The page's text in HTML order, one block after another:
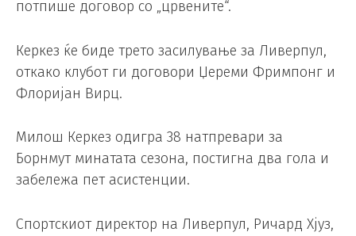
потпише договор со „црвените“.
Керкез ќе биде трето засилување за Ливерпул,
откако клубот ги договори Џереми Фримпонг и
Флоријан Вирц.
Милош Керкез одигра 38 натпревари за
Борнмут минатата сезона, постигна два гола и
забележа пет асистенции.
Спортскиот директор на Ливерпул, Ричард Хјуз,